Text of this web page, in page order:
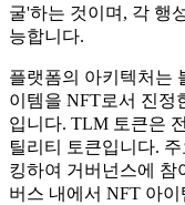
굴'하는 것이며, 각 행
능합니다.
플랫폼의 아키텍처는
이템을 NFT로서 진정
입니다. TLM 토큰은
틸리티 토큰입니다.
킹하여 거버넌스에 참
버스 내에서 NFT 아